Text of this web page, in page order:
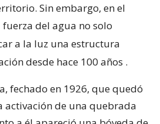
Sin embargo, en el
fuerza del agua no solo
a la luz una estructura
desde hace 100 años .
fechado en 1926, que quedó
activación de una quebrada